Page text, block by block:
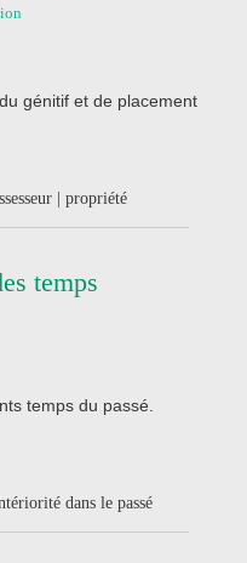
génitif et de placement
| propriété
temps
temps du passé.
dans le passé